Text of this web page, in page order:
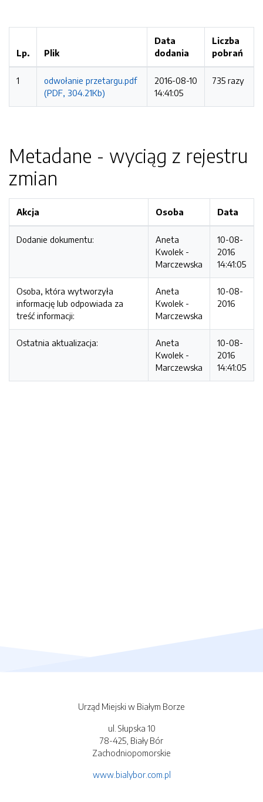
Lp. Plik
Data
dodania
Liczba
pobrań
1
odwołanie przetargu.pdf
(PDF, 304.21Kb)
2016-08-10
14:41:05
735 razy
Metadane - wyciąg z rejestru
zmian
Akcja Osoba Data
Dodanie dokumentu:
Aneta
Kwolek -
Marczewska
10-08-
2016
14:41:05
Osoba, która wytworzyła
informację lub odpowiada za
treść informacji:
Aneta
Kwolek -
Marczewska
10-08-
2016
Ostatnia aktualizacja:
Aneta
Kwolek -
Marczewska
10-08-
2016
14:41:05
Urząd Miejski w Białym Borze
ul. Słupska 10
78-425, Biały Bór
Zachodniopomorskie
www.bialybor.com.pl